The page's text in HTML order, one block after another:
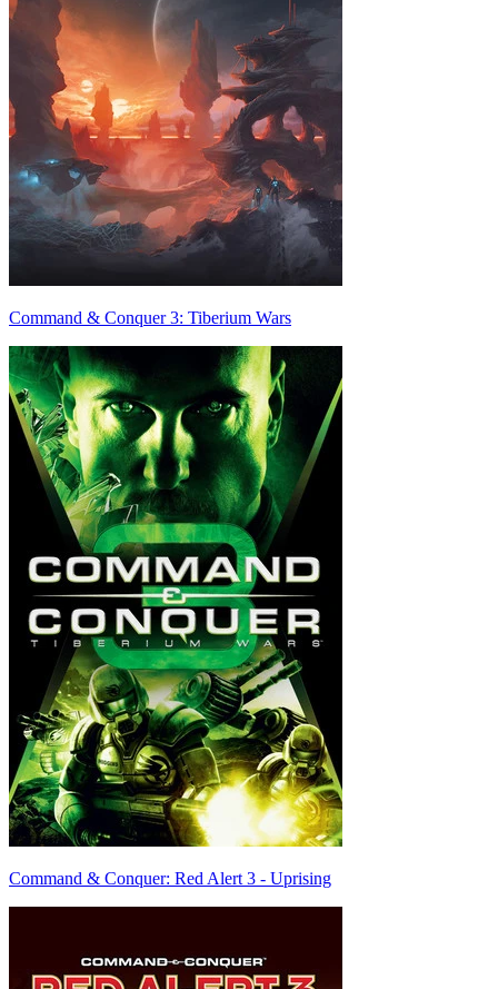
Command & Conquer 3: Tiberium Wars
Command & Conquer: Red Alert 3 - Uprising